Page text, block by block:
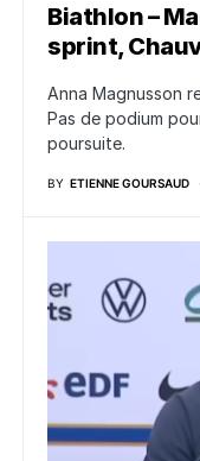
Biathlon –
sprint,
Anna Magnusson
Pas de podium
poursuite.
BY ETIENNE GOURSAUD